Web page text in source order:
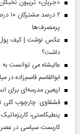
«جریان» تریبون نخبگان
۲
پرمصرف‌ها
عکس نوشت | کیف پول
داشت؟
عالیشاه می توانست
ابوالقاسم قاسم‌زاده
اربعین مدرسه‌ای برای
قشقاوی: چارچوب
پنطیکاستی،
کاربست سیاسی در